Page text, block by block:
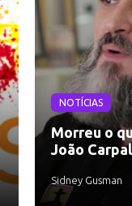
NOTÍCIAS
Morreu o
João
Sidney Gusman